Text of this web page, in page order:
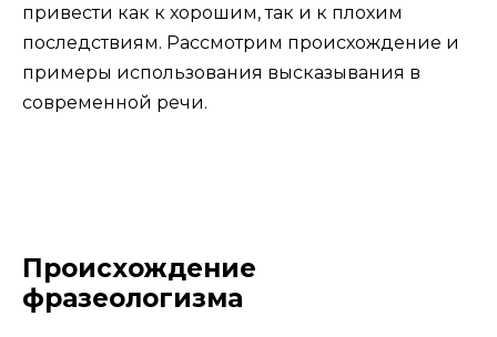
привести как к хорошим, так и к плохим
последствиям. Рассмотрим происхождение и
примеры использования высказывания в
современной речи.
Происхождение
фразеологизма